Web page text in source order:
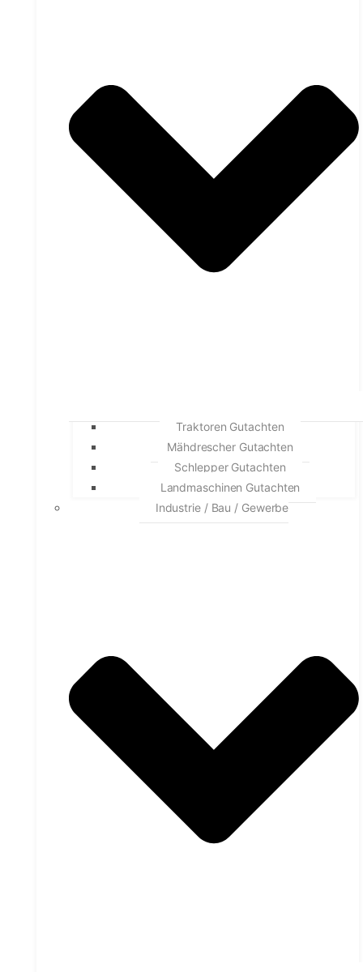
Traktoren Gutachten
Mähdrescher Gutachten
Schlepper Gutachten
Landmaschinen Gutachten
Industrie / Bau / Gewerbe